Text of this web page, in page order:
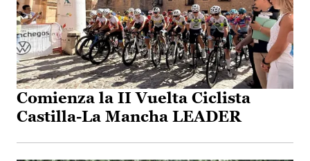
Comienza la II Vuelta Ciclista
Castilla-La Mancha LEADER